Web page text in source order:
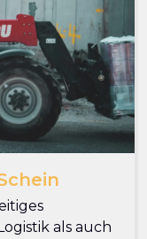
als auch